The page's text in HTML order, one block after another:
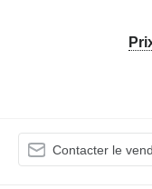
Contacter le